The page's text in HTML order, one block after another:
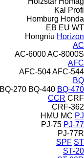
Kal
Profi
Homburg Honda
EB EU WT
Hongniu Horizon
AC
AC-6000AC-8000S
AFC
AFC-504AFC-544
BQ
BQ-270 BQ-440 BQ-470
CCR CRF
CRF-362
HMU MC PJ
PJ-75 PJ-77
PJ-77R
SPF ST
ST-20